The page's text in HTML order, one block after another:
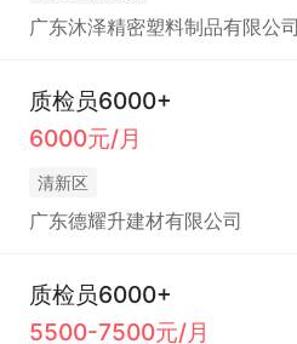
广东沐泽精密塑料制品有限公司
质检员6000+
6000元/月
清新区
广东德耀升建材有限公司
质检员6000+
5500-7500元/月